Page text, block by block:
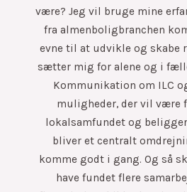
være? Jeg vil bruge mine
fra almenboligbranchen
evne til at udvikle og skabe
sætter mig for alene og i
Kommunikation om ILC
muligheder, der vil være
lokalsamfundet og
bliver et centralt
komme godt i gang. Og så
have fundet flere